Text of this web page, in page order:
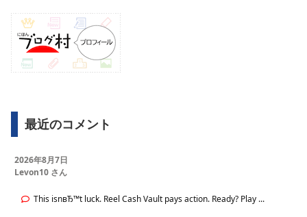
最近のコメント
2026年8月7日
Levon10 さん
This isnвЂ™t luck. Reel Cash Vault pays action. Ready? Play ...